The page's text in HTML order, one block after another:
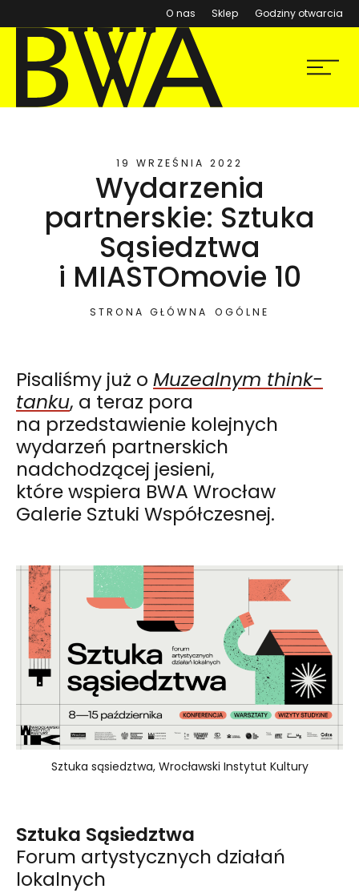
O nas Sklep (otwiera się w nowym
Godziny otwarcia
BWA Wrocław
Galerie Sztuki Współczesnej
Menu
19 WRZEŚNIA 2022
Wydarzenia
partnerskie: Sztuka
Sąsiedztwa
i MIASTOmovie 10
STRONA GŁÓWNA OGÓLNE
Pisaliśmy już o Muzealnym think-
tanku, a teraz pora
na przedstawienie kolejnych
wydarzeń partnerskich
nadchodzącej jesieni,
które wspiera BWA Wrocław
Galerie Sztuki Współczesnej.
Sztuka sąsiedztwa, Wrocławski Instytut Kultury
Sztuka Sąsiedztwa
Forum artystycznych działań
lokalnych